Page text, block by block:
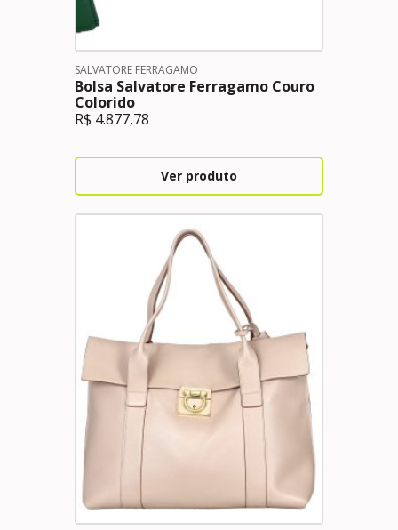
SALVATORE FERRAGAMO
Bolsa Salvatore Ferragamo Couro
Colorido
R$ 4.877,78
Ver produto